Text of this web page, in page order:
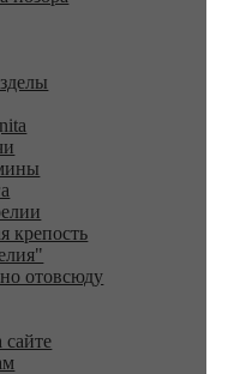
крепость
отовсюду
сайте